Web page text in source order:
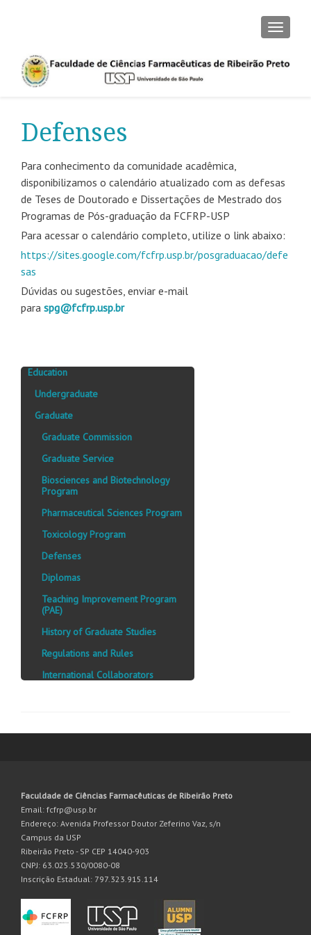
Defenses
Para conhecimento da comunidade acadêmica,
disponibilizamos o calendário atualizado com as defesas
de Teses de Doutorado e Dissertações de Mestrado dos
Programas de Pós-graduação da FCFRP-USP
Para acessar o calendário completo, utilize o link abaixo:
https://sites.google.com/fcfrp.usp.br/posgraduacao/defe
sas
Dúvidas ou sugestões, enviar e-mail
para spg@fcfrp.usp.br
Education
Undergraduate
Graduate
Graduate Commission
Graduate Service
Biosciences and Biotechnology
Program
Pharmaceutical Sciences Program
Toxicology Program
Defenses
Diplomas
Teaching Improvement Program
(PAE)
History of Graduate Studies
Regulations and Rules
International Collaborators
Faculdade de Ciências Farmacêuticas de Ribeirão Preto
Email: fcfrp@usp.br
Endereço: Avenida Professor Doutor Zeferino Vaz, s/n
Campus da USP
Ribeirão Preto - SP CEP 14040-903
CNPJ: 63.025.530/0080-08
Inscrição Estadual: 797.323.915.114